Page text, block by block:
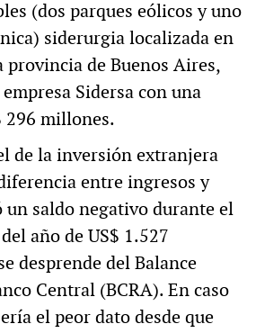
(dos parques eólicos y uno
siderurgia localizada en
provincia de Buenos Aires,
Sidersa con una
296 millones.
de la inversión extranjera
entre ingresos y
un saldo negativo durante el
año de US$ 1.527
desprende del Balance
Central (BCRA). En caso
el peor dato desde que